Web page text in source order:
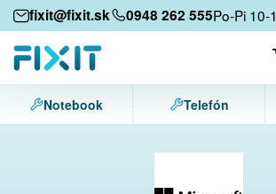
fixit@fixit.sk 0948 262 555Po-Pi 10-
Mobilné zariadenia
Mobilné telefóny
Tablety
Notebook Telefón